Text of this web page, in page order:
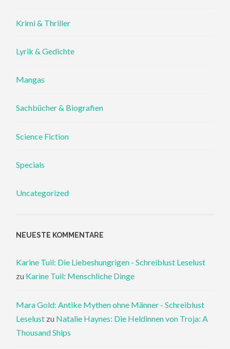
Krimi & Thriller
Lyrik & Gedichte
Mangas
Sachbücher & Biografien
Science Fiction
Specials
Uncategorized
NEUESTE KOMMENTARE
Karine Tuil: Die Liebeshungrigen - Schreiblust Leselust
zu Karine Tuil: Menschliche Dinge
Mara Gold: Antike Mythen ohne Männer - Schreiblust
Leselust zu Natalie Haynes: Die Heldinnen von Troja: A
Thousand Ships